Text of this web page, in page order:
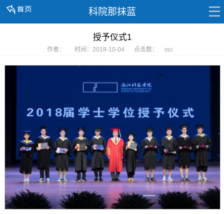
科院那抹蓝
授予仪式1
作者： 时间：2018-10-04 点击数： 392